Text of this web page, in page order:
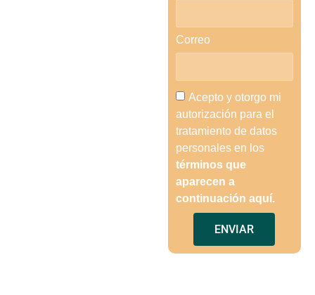
Correo
Acepto y otorgo mi
autorización para el
tratamiento de datos
personales en los
términos que
aparecen a
continuación aquí.
ENVIAR